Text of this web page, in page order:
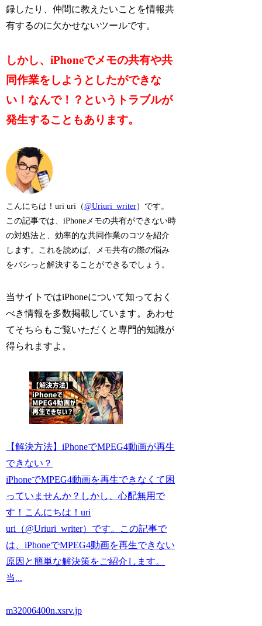
録したり、仲間に教えたいことを情報共
有するのに欠かせないツールです。
しかし、iPhoneでメモの共有や共
同作業をしようとしたができな
い！なんで！？というトラブルが
発生することもあります。
こんにちは！uri uri（@Uriuri_writer）です。
この記事では、iPhoneメモの共有ができない時
の対処法と、効率的な共同作業のコツを紹介
します。これを読めば、メモ共有の際の悩み
をバシっと解決することができるでしょう。
当サイトではiPhoneについて知っておく
べき情報を多数掲載しています。あわせ
てそちらもご覧いただくと専門的知識が
得られますよ。
【解決方法】iPhoneでMPEG4動画が再生
できない？
iPhoneでMPEG4動画を再生できなくて困
っていませんか？しかし、心配無用で
す！こんにちは！uri
uri（@Uriuri_writer）です。この記事で
は、iPhoneでMPEG4動画を再生できない
原因と簡単な解決策をご紹介します。
当...
m32006400n.xsrv.jp